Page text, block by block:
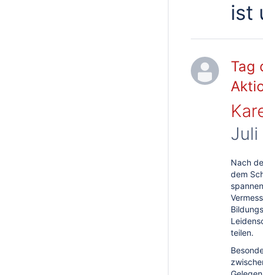
ist
Tag
Juli
Nach
dem
teilen.